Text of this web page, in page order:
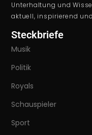
Unterhaltung und
aktuell, inspirierend
Steckbriefe
Musik
Politik
Royals
Schauspieler
Sport